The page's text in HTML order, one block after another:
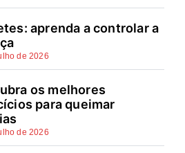
aprenda a controlar a
de 2026
os melhores
para queimar
de 2026